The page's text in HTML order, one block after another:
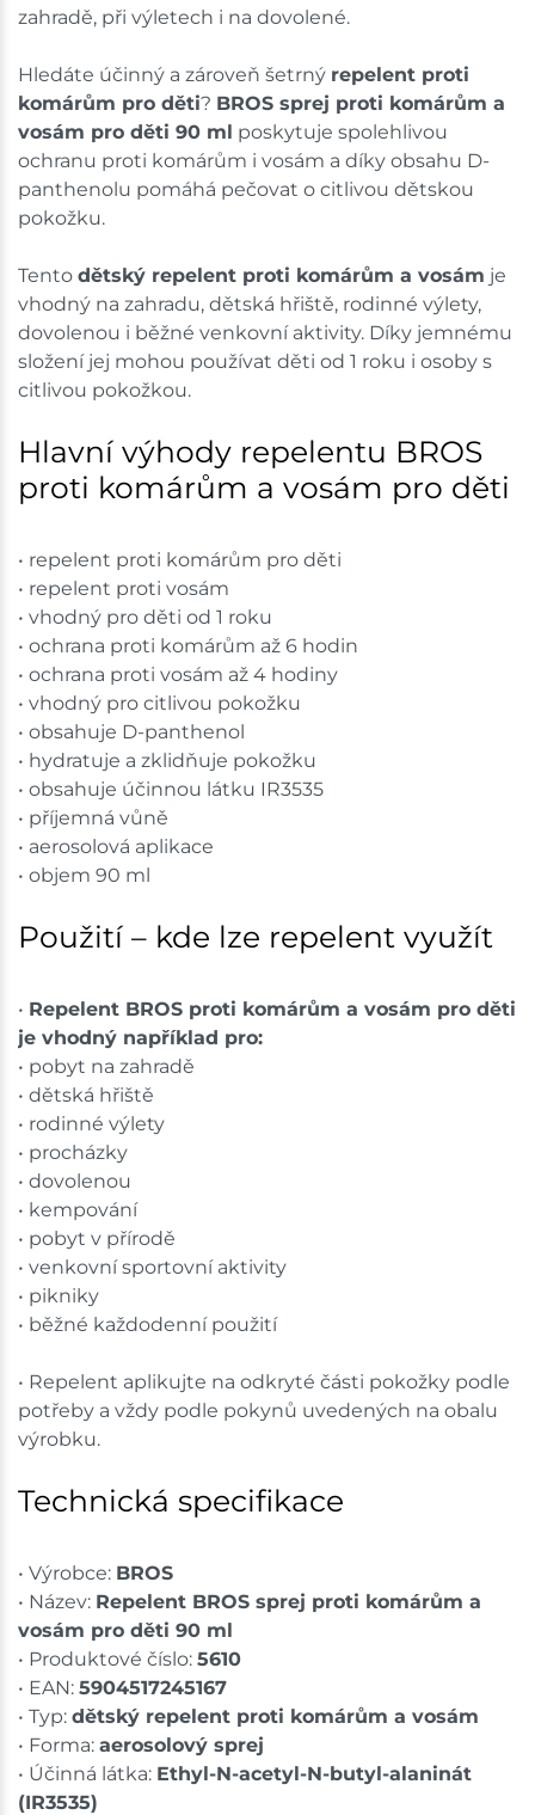
zahradě, při výletech i na dovolené.
Hledáte účinný a zároveň šetrný repelent proti
komárům pro děti? BROS sprej proti komárům a
vosám pro děti 90 ml poskytuje spolehlivou
ochranu proti komárům i vosám a díky obsahu D-
panthenolu pomáhá pečovat o citlivou dětskou
pokožku.
Tento dětský repelent proti komárům a vosám je
vhodný na zahradu, dětská hřiště, rodinné výlety,
dovolenou i běžné venkovní aktivity. Díky jemnému
složení jej mohou používat děti od 1 roku i osoby s
citlivou pokožkou.
Hlavní výhody repelentu BROS
proti komárům a vosám pro děti
• repelent proti komárům pro děti
• repelent proti vosám
• vhodný pro děti od 1 roku
• ochrana proti komárům až 6 hodin
• ochrana proti vosám až 4 hodiny
• vhodný pro citlivou pokožku
• obsahuje D-panthenol
• hydratuje a zklidňuje pokožku
• obsahuje účinnou látku IR3535
• příjemná vůně
• aerosolová aplikace
• objem 90 ml
Použití – kde lze repelent využít
• Repelent BROS proti komárům a vosám pro děti
je vhodný například pro:
• pobyt na zahradě
• dětská hřiště
• rodinné výlety
• procházky
• dovolenou
• kempování
• pobyt v přírodě
• venkovní sportovní aktivity
• pikniky
• běžné každodenní použití
• Repelent aplikujte na odkryté části pokožky podle
potřeby a vždy podle pokynů uvedených na obalu
výrobku.
Technická specifikace
• Výrobce: BROS
• Název: Repelent BROS sprej proti komárům a
vosám pro děti 90 ml
• Produktové číslo: 5610
• EAN: 5904517245167
• Typ: dětský repelent proti komárům a vosám
• Forma: aerosolový sprej
• Účinná látka: Ethyl-N-acetyl-N-butyl-alaninát
(IR3535)